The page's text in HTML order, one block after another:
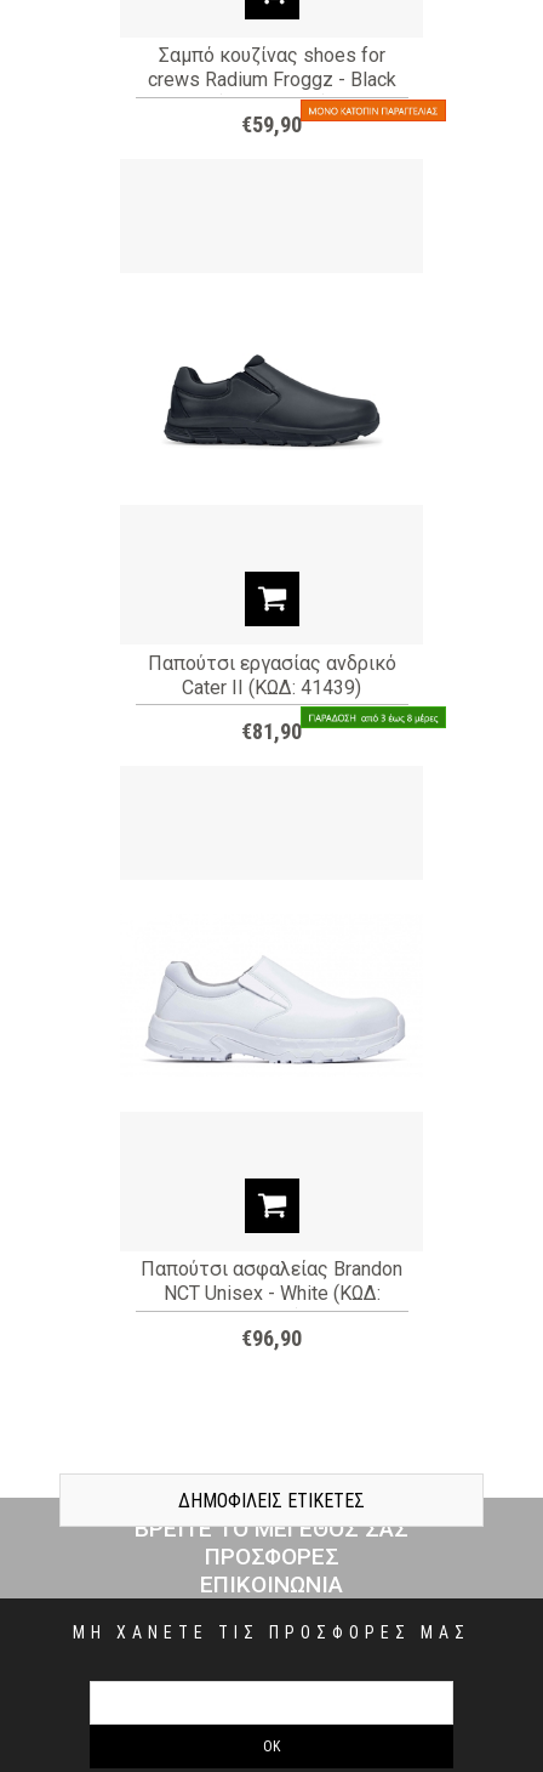
Σαμπό κουζίνας shoes for
crews Radium Froggz - Black
(ΚΩΔ: 69578)
€59,90
Παπούτσι εργασίας ανδρικό
Cater II (ΚΩΔ: 41439)
€81,90
Παπούτσι ασφαλείας Brandon
NCT Unisex - White (ΚΩΔ:
76641)
€96,90
ΔΗΜΟΦΙΛΕΙΣ ΕΤΙΚΕΤΕΣ
ΒΡΕΙΤΕ ΤΟ ΜΕΓΕΘΟΣ ΣΑΣ
ΠΡΟΣΦΟΡΕΣ
ΕΠΙΚΟΙΝΩΝΙΑ
ΜΗ ΧΑΝΕΤΕ ΤΙΣ ΠΡΟΣΦΟΡΕΣ ΜΑΣ
ΠΛΗΡΟΦΟΡΙΕΣ